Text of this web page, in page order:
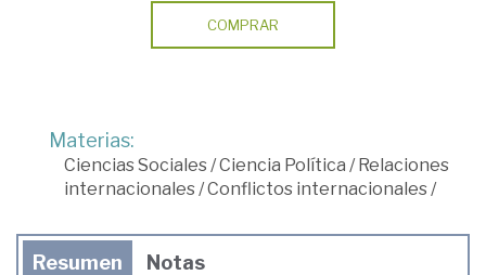
COMPRAR
Materias:
Ciencias Sociales/Ciencia Política /Relaciones
internacionales/Conflictos internacionales/
Resumen Notas